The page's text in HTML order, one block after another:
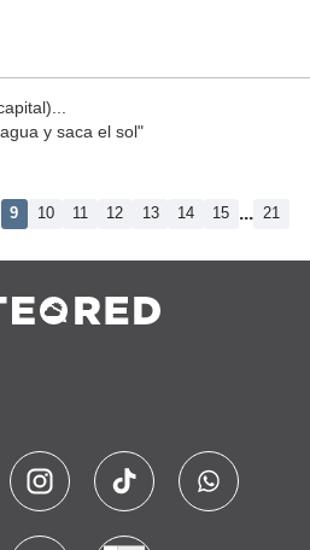
y saca el sol"
9 10 11 12 13 14 15 ... 21